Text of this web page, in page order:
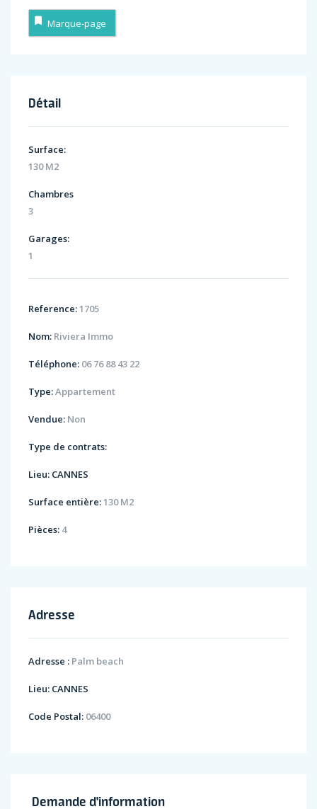
Marque-page
Détail
Surface:
130 M2
Chambres
3
Garages:
1
Reference: 1705
Nom: Riviera Immo
Téléphone: 06 76 88 43 22
Type:Appartement
Vendue: Non
Type de contrats:
Lieu: CANNES
Surface entière: 130 M2
Pièces: 4
Adresse
Adresse : Palm beach
Lieu: CANNES
Code Postal: 06400
Demande d'information